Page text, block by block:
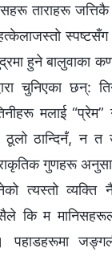
ताराहरू
हुने बालुवाका
चुनिएका छन्:
मलाई
ठान्दिनँ, न त
गुणहरू
त्यस्तो
कि म
पहाडहरूमा